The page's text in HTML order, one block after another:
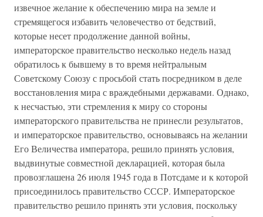
извечное желание к обеспечению мира на земле и
стремящегося избавить человечество от бедствий,
которые несет продолжение данной войны,
императорское правительство несколько недель назад
обратилось к бывшему в то время нейтральным
Советскому Союзу с просьбой стать посредником в деле
восстановления мира с враждебными державами. Однако,
к несчастью, эти стремления к миру со стороны
императорского правительства не принесли результатов,
и императорское правительство, основываясь на желании
Его Величества императора, решило принять условия,
выдвинутые совместной декларацией, которая была
провозглашена 26 июля 1945 года в Потсдаме и к которой
присоединилось правительство СССР. Императорское
правительство решило принять эти условия, поскольку